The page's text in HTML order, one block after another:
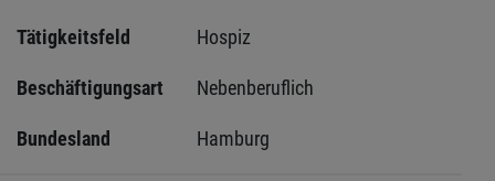
Tätigkeitsfeld Hospiz
Beschäftigungsart Nebenberuflich
Bundesland Hamburg